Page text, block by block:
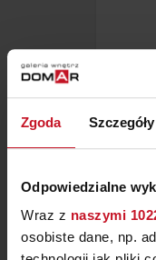
Zgoda Szczegóły
Odpowiedzialne
Wraz z naszymi
osobiste dane, np.